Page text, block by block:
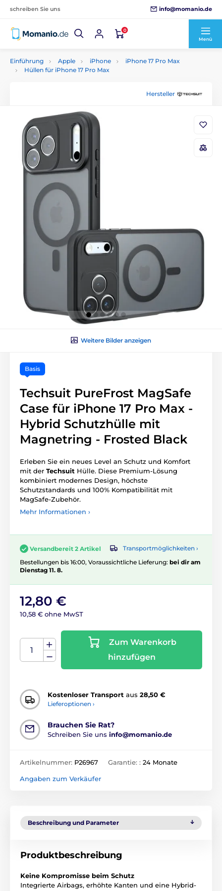
schreiben Sie uns info@momanio.de
0
Menü
Einführung Apple iPhone
iPhone 17 Pro Max
Hüllen für iPhone 17 Pro Max
Hersteller
Weitere Bilder anzeigen
Basis
Techsuit PureFrost MagSafe
Case für iPhone 17 Pro Max -
Hybrid Schutzhülle mit
Magnetring - Frosted Black
Erleben Sie ein neues Level an Schutz und Komfort
mit der Techsuit Hülle. Diese Premium-Lösung
kombiniert modernes Design, höchste
Schutzstandards und 100% Kompatibilität mit
MagSafe-Zubehör.
Mehr Informationen ›
Versandbereit 2 Artikel
Transportmöglichkeiten ›
Bestellungen bis 16:00, Voraussichtliche Lieferung: bei dir am
Dienstag 11. 8.
12,80 €
10,58 € ohne MwST
Zum Warenkorb
hinzufügen
Kostenloser Transport aus 28,50 €
Lieferoptionen ›
Brauchen Sie Rat?
Schreiben Sie uns info@momanio.de
Artikelnummer: P26967 Garantie: : 24 Monate
Angaben zum Verkäufer
Beschreibung und Parameter
Produktbeschreibung
Keine Kompromisse beim Schutz
Integrierte Airbags, erhöhte Kanten und eine Hybrid-